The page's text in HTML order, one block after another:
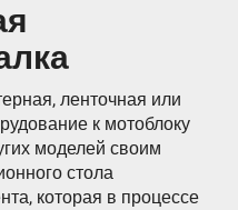
ленточная или
к мотоблоку
моделей своим
стола
которая в процессе